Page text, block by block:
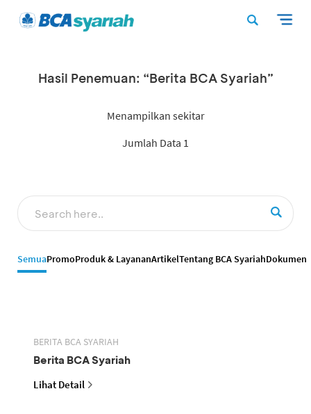
Hasil Penemuan: “Berita BCA Syariah”
Menampilkan sekitar
Jumlah Data 1
SemuaPromoProduk & LayananArtikelTentang BCA SyariahDokumen
BERITA BCA SYARIAH
Berita BCA Syariah
Lihat Detail